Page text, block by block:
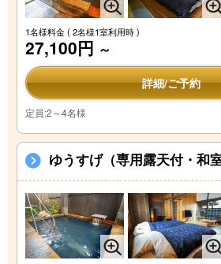
1名様料金( 2名様1室利用時 )
27,100円 ～
詳細/ご予約
定員:2～4名様
ゆうすげ（専用露天付・和